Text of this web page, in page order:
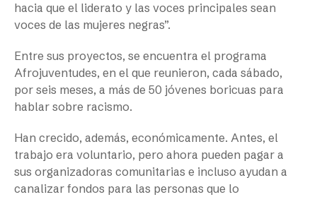
hacia que el liderato y las voces principales sean
voces de las mujeres negras”.
Entre sus proyectos, se encuentra el programa
Afrojuventudes, en el que reunieron, cada sábado,
por seis meses, a más de 50 jóvenes boricuas para
hablar sobre racismo.
Han crecido, además, económicamente. Antes, el
trabajo era voluntario, pero ahora pueden pagar a
sus organizadoras comunitarias e incluso ayudan a
canalizar fondos para las personas que lo